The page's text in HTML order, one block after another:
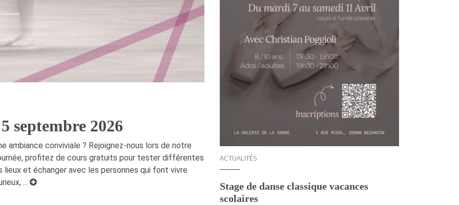
septembre 2026
ambiance conviviale ? Rejoignez-nous lors de notre
profitez de cours gratuits pour tester différentes
et échanger avec les personnes qui font vivre
...
ACTUALITÉS
Stage de danse classique vacances
scolaires